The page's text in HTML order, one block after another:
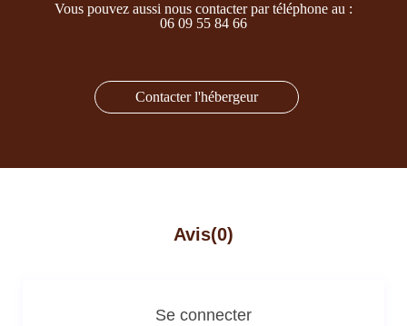
Vous pouvez aussi nous contacter par téléphone au :
06 09 55 84 66
Contacter l'hébergeur
Avis(0)
Se connecter